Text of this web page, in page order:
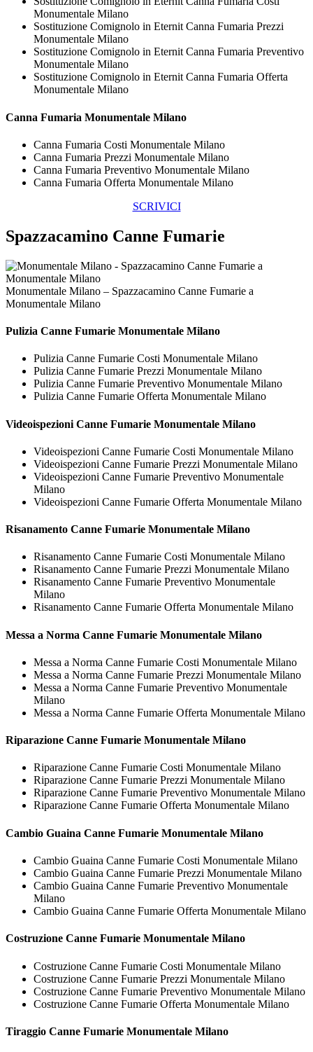
Monumentale Milano
Sostituzione Comignolo in Eternit Canna Fumaria Prezzi
Monumentale Milano
Sostituzione Comignolo in Eternit Canna Fumaria Preventivo
Monumentale Milano
Sostituzione Comignolo in Eternit Canna Fumaria Offerta
Monumentale Milano
Canna Fumaria Monumentale Milano
Canna Fumaria Costi Monumentale Milano
Canna Fumaria Prezzi Monumentale Milano
Canna Fumaria Preventivo Monumentale Milano
Canna Fumaria Offerta Monumentale Milano
SCRIVICI
Spazzacamino Canne Fumarie
Monumentale Milano – Spazzacamino Canne Fumarie a
Monumentale Milano
Pulizia Canne Fumarie Monumentale Milano
Pulizia Canne Fumarie Costi Monumentale Milano
Pulizia Canne Fumarie Prezzi Monumentale Milano
Pulizia Canne Fumarie Preventivo Monumentale Milano
Pulizia Canne Fumarie Offerta Monumentale Milano
Videoispezioni Canne Fumarie Monumentale Milano
Videoispezioni Canne Fumarie Costi Monumentale Milano
Videoispezioni Canne Fumarie Prezzi Monumentale Milano
Videoispezioni Canne Fumarie Preventivo Monumentale
Milano
Videoispezioni Canne Fumarie Offerta Monumentale Milano
Risanamento Canne Fumarie Monumentale Milano
Risanamento Canne Fumarie Costi Monumentale Milano
Risanamento Canne Fumarie Prezzi Monumentale Milano
Risanamento Canne Fumarie Preventivo Monumentale
Milano
Risanamento Canne Fumarie Offerta Monumentale Milano
Messa a Norma Canne Fumarie Monumentale Milano
Messa a Norma Canne Fumarie Costi Monumentale Milano
Messa a Norma Canne Fumarie Prezzi Monumentale Milano
Messa a Norma Canne Fumarie Preventivo Monumentale
Milano
Messa a Norma Canne Fumarie Offerta Monumentale Milano
Riparazione Canne Fumarie Monumentale Milano
Riparazione Canne Fumarie Costi Monumentale Milano
Riparazione Canne Fumarie Prezzi Monumentale Milano
Riparazione Canne Fumarie Preventivo Monumentale Milano
Riparazione Canne Fumarie Offerta Monumentale Milano
Cambio Guaina Canne Fumarie Monumentale Milano
Cambio Guaina Canne Fumarie Costi Monumentale Milano
Cambio Guaina Canne Fumarie Prezzi Monumentale Milano
Cambio Guaina Canne Fumarie Preventivo Monumentale
Milano
Cambio Guaina Canne Fumarie Offerta Monumentale Milano
Costruzione Canne Fumarie Monumentale Milano
Costruzione Canne Fumarie Costi Monumentale Milano
Costruzione Canne Fumarie Prezzi Monumentale Milano
Costruzione Canne Fumarie Preventivo Monumentale Milano
Costruzione Canne Fumarie Offerta Monumentale Milano
Tiraggio Canne Fumarie Monumentale Milano